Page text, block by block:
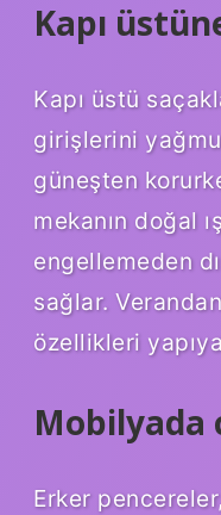
Kapı
Kapı üstü
girişlerini
güneşten
mekanın doğal
engellemeden
sağlar.
özellikleri
Mobilyada
Erker